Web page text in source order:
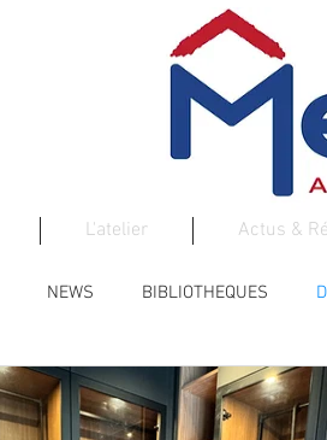
L'atelier Actus &
NEWS BIBLIOTHEQUES
PORTAIL BOIS ESCALIER